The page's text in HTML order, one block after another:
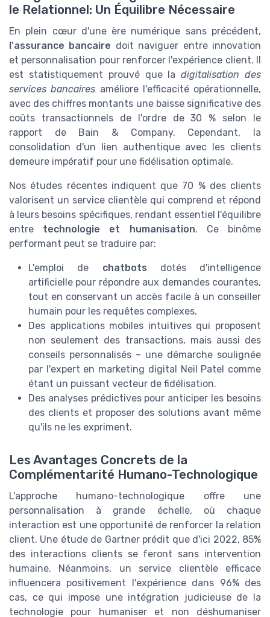
le Relationnel: Un Équilibre Nécessaire
En plein cœur d'une ère numérique sans précédent,
l'assurance bancaire doit naviguer entre innovation
et personnalisation pour renforcer l'expérience client. Il
est statistiquement prouvé que ladigitalisation des
services bancaires améliore l'efficacité opérationnelle,
avec des chiffres montants une baisse significative des
coûts transactionnels de l'ordre de 30 % selon le
rapport de Bain & Company. Cependant, la
consolidation d'un lien authentique avec les clients
demeure impératif pour une fidélisation optimale.
Nos études récentes indiquent que 70 % des clients
valorisent un service clientèle qui comprend et répond
à leurs besoins spécifiques, rendant essentiel l'équilibre
entre technologie et humanisation. Ce binôme
performant peut se traduire par:
L'emploi de chatbots dotés d'intelligence
artificielle pour répondre aux demandes courantes,
tout en conservant un accès facile à un conseiller
humain pour les requêtes complexes.
Des applications mobiles intuitives qui proposent
non seulement des transactions, mais aussi des
conseils personnalisés – une démarche soulignée
par l'expert en marketing digital Neil Patel comme
étant un puissant vecteur de fidélisation.
Des analyses prédictives pour anticiper les besoins
des clients et proposer des solutions avant même
qu'ils ne les expriment.
Les Avantages Concrets de la
Complémentarité Humano-​Technologique
L'approche humano-technologique offre une
personnalisation à grande échelle, où chaque
interaction est une opportunité de renforcer la relation
client. Une étude de Gartner prédit que d'ici 2022, 85%
des interactions clients se feront sans intervention
humaine. Néanmoins, un service clientèle efficace
influencera positivement l'expérience dans 96% des
cas, ce qui impose une intégration judicieuse de la
technologie pour humaniser et non déshumaniser